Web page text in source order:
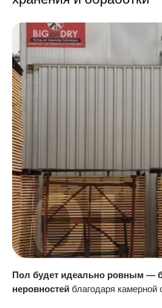
Пол будет идеально ровным —
неровностей благодаря камерной